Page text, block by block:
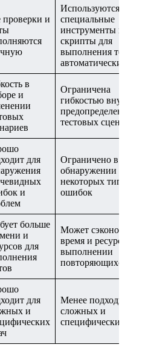
проверки и
Используются
специальные
инструменты и
скрипты для
выполнения тестов
автоматически
в
и
Ограничена
гибкостью внутри
предопределенных
тестовых сценариев
для
и
Ограничено в
обнаружении
некоторых типов
ошибок
больше
и
для
Может сэкономить
время и ресурсы при
выполнении
повторяющихся
для
и
Менее подходит для
сложных и
специфических задач